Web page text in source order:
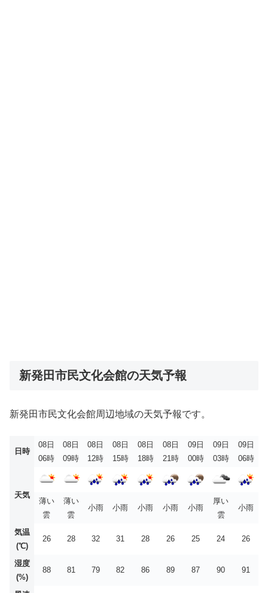
新発田市民文化会館の天気予報
新発田市民文化会館周辺地域の天気予報です。
日時
08日
06時
08日
09時
08日
12時
08日
15時
08日
18時
08日
21時
09日
00時
09日
03時
09日
06時
天気
薄い
雲
薄い
雲
小雨 小雨 小雨 小雨 小雨
厚い
雲
小雨
気温
(℃)
26 28 32 31 28 26 25 24 26
湿度
(%)
88 81 79 82 86 89 87 90 91